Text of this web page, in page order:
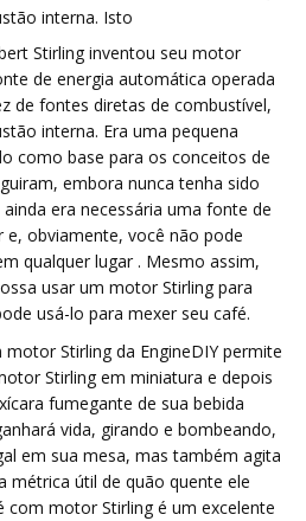
interna. Isto
Stirling inventou seu motor
de energia automática operada
de fontes diretas de combustível,
interna. Era uma pequena
como base para os conceitos de
embora nunca tenha sido
era necessária uma fonte de
obviamente, você não pode
qualquer lugar . Mesmo assim,
usar um motor Stirling para
usá-lo para mexer seu café.
Stirling da EngineDIY permite
Stirling em miniatura e depois
fumegante de sua bebida
vida, girando e bombeando,
em sua mesa, mas também agita
métrica útil de quão quente ele
com motor Stirling é um excelente